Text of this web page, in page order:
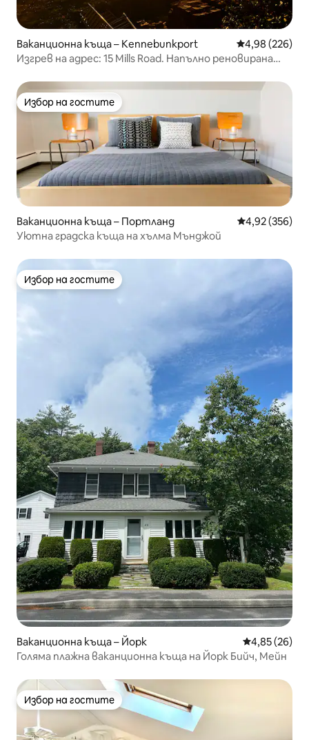
Ваканционна къща – Kennebunkport Средна
4,98 (226)
Изгрев на адрес: 15 Mills Road. Напълно реновирана
Избор на гостите
Избор на гостите
Ваканционна къща – Портланд Средна
4,92 (356)
Уютна градска къща на хълма Мънджой
Избор на гостите
Избор на гостите
Ваканционна къща – Йорк Средна
4,85 (26)
Голяма плажна ваканционна къща на Йорк Бийч, Мейн
Избор на гостите
Избор на гостите